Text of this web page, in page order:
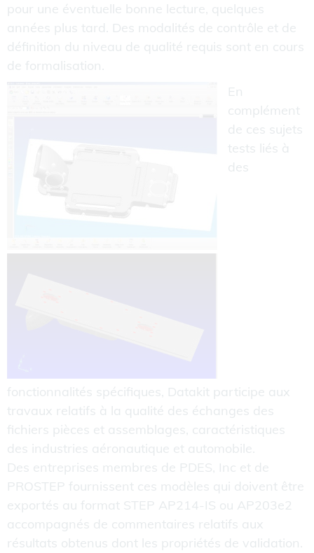
pour une éventuelle bonne lecture, quelques
années plus tard. Des modalités de contrôle et de
définition du niveau de qualité requis sont en cours
de formalisation.
En
complément
de ces sujets
tests liés à
des
fonctionnalités spécifiques, Datakit participe aux
travaux relatifs à la qualité des échanges des
fichiers pièces et assemblages, caractéristiques
des industries aéronautique et automobile.
Des entreprises membres de PDES, Inc et de
PROSTEP fournissent ces modèles qui doivent être
exportés au format STEP AP214-IS ou AP203e2
accompagnés de commentaires relatifs aux
résultats obtenus dont les propriétés de validation.